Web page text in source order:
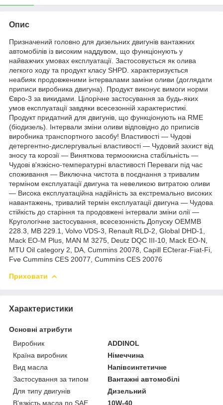
Опис
Призначений головно для дизельних двигунів вантажних
автомобілів із високим наддувом, що функціонують у
найважчих умовах експлуатації. Застосовується як олива
легкого ходу та продукт класу SHPD. характеризується
неабияк продовженими інтервалами заміни оливи (доглядати
приписи виробника двигуна). Продукт виконує вимоги норми
Євро-3 за викидами. Цілорічне застосування за будь-яких
умов експлуатації завдяки всесезонній характеристикі.
Продукт придатний для двигунів, що функціонують на RME
(біодизель). Інтервали зміни оливи відповідно до приписів
виробника транспортного засобу! Властивості — Чудові
детергентно-дислергувальні властивості — Чудовий захист від
зносу та корозії — Виняткова термоокисна стабільність —
Чудові в'язкісно-температурні властивості Переваги під час
споживання — Виключна чистота в поєднання з тривалим
терміном експлуатації двигуна та невеликою витратою оливи
— Висока експлуатаційна надійність за екстремально високих
навантажень, тривалий термін експлуатації двигуна — Чудова
стійкість до старіння та продовжені інтервали зміни олії —
Кругологічне застосування, всесезонність Допуску ОЕМMB
228.3, MB 229.1, Volvo VDS-3, Renault RLD-2, Global DHD-1,
Mack EO-M Plus, MAN M 3275, Deutz DQC III-10, Mack EO-N,
MTU Oil category 2, DA, Cummins 20078, Capill ECterar-Fiat-Fi,
Fve Cummins CES 20077, Cummins CES 20076
Приховати
Характеристики
Основні атрибути
Виробник
ADDINOL
Країна виробник
Німеччина
Вид масла
Напівсинтетичне
Застосування за типом
Вантажні автомобілі
Для типу двигунів
Дизельний
В'язкість масла по SAE
10W-40